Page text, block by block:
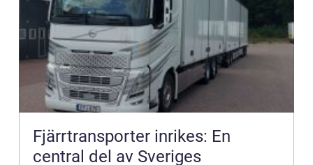
Fjärrtransporter inrikes: En
central del av Sveriges